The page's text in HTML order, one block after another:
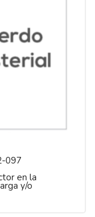
097
en la
y/o